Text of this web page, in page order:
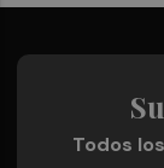
Todos